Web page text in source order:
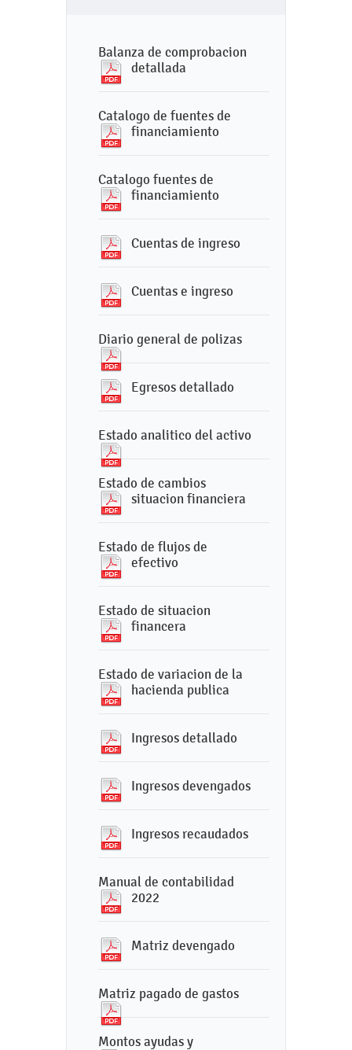
Balanza de comprobacion
detallada
Catalogo de fuentes de
financiamiento
Catalogo fuentes de
financiamiento
Cuentas de ingreso
Cuentas e ingreso
Diario general de polizas
Egresos detallado
Estado analitico del activo
Estado de cambios
situacion financiera
Estado de flujos de
efectivo
Estado de situacion
financera
Estado de variacion de la
hacienda publica
Ingresos detallado
Ingresos devengados
Ingresos recaudados
Manual de contabilidad
2022
Matriz devengado
Matriz pagado de gastos
Montos ayudas y